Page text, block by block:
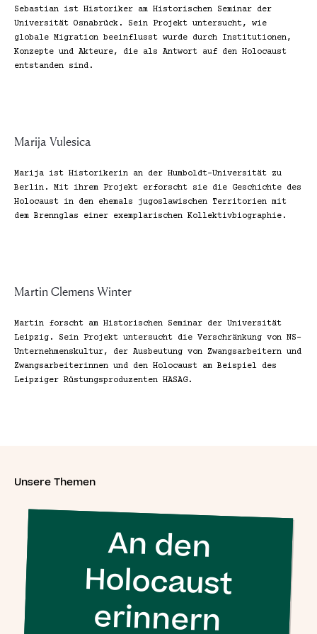
Sebastian ist Historiker am Historischen Seminar der
Universität Osnabrück. Sein Projekt untersucht, wie
globale Migration beeinflusst wurde durch Institutionen,
Konzepte und Akteure, die als Antwort auf den Holocaust
entstanden sind.
Marija Vulesica
Marija ist Historikerin an der Humboldt-Universität zu
Berlin. Mit ihrem Projekt erforscht sie die Geschichte des
Holocaust in den ehemals jugoslawischen Territorien mit
dem Brennglas einer exemplarischen Kollektivbiographie.
Martin Clemens Winter
Martin forscht am Historischen Seminar der Universität
Leipzig. Sein Projekt untersucht die Verschränkung von NS-
Unternehmenskultur, der Ausbeutung von Zwangsarbeitern und
Zwangsarbeiterinnen und den Holocaust am Beispiel des
Leipziger Rüstungsproduzenten HASAG.
Unsere Themen
An den
Holocaust
erinnern
gedeiht, braucht
es nur gute
Menschen, die
Simon Wiesenthal (1908 – 2005)